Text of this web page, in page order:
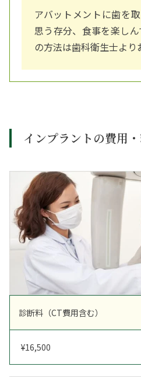
アバットメントに歯を
思う存分、食事を楽し
の方法は歯科衛生士より
インプラントの費用
診断料（CT費用含む）
¥16,500